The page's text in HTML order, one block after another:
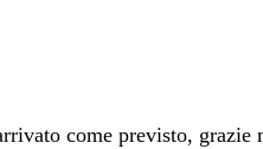
come previsto,